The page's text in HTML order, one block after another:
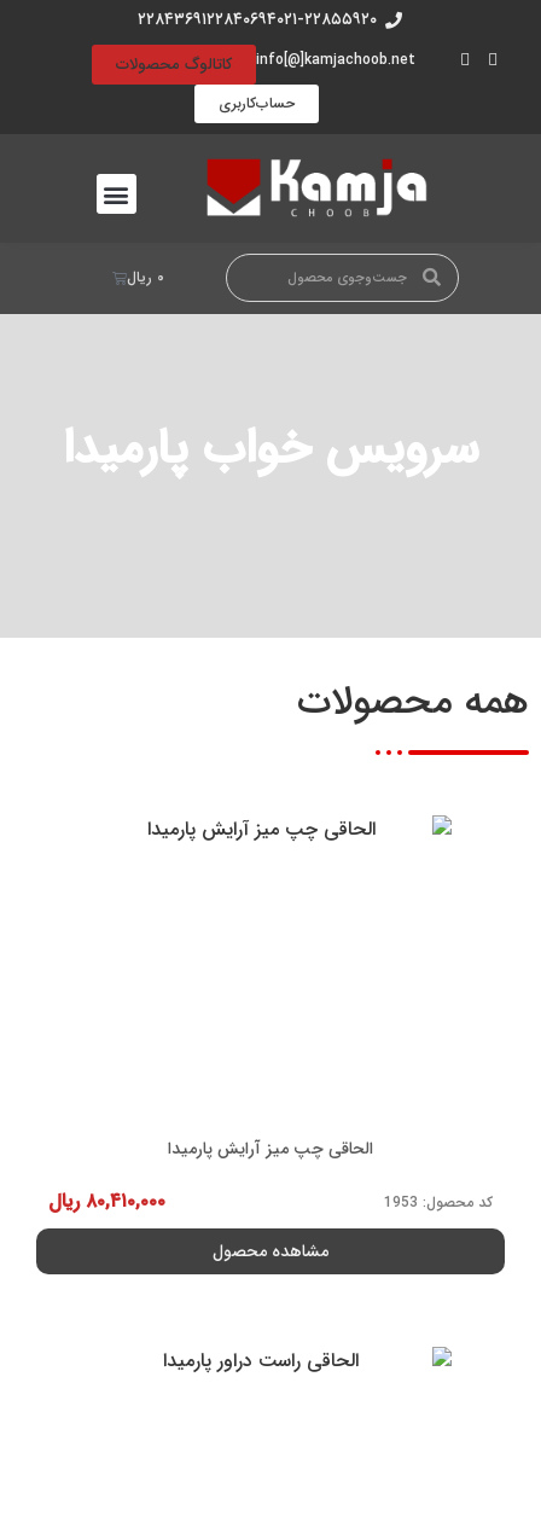
۰۲۱-۲۲۸۵۵۹۲۰۲۲۸۴۰۶۹۴۲۲۸۴۳۶۹۱
info[@]kamjachoob.net کاتالوگ محصولات
حساب‌کاربری
۰ ریال
سرویس خواب پارمیدا
همه محصولات
الحاقی چپ میز آرایش پارمیدا
کد محصول: 1953 ۸۰,۴۱۰,۰۰۰ ریال
مشاهده محصول